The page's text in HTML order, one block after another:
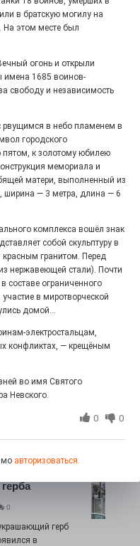
Героя
Труда
0
люди-символы,
Герой
ЭЗТМ с
сердцем.
в 2017 году,
2019 года
дома по улице
0
герб
в
в братскую могилу на
На этом месте был
огонь и открыли
имена 1685 воинов-
свободу и независимость
рвущимся в небо пламенем в
городского
пятом, к золотому юбилею
мемориала и
матери, выполненный из
ширина — 3 метра, длина — 6
комплекса вошёл знак
собой скульптуру в
гранитом. Перед
нержавеющей стали). Почти
составе ограниченного
в миротворческой
домой...
электростальцам,
конфликтах, — крещёным
во имя Святого
Невского.
0 0
авторизоваться.